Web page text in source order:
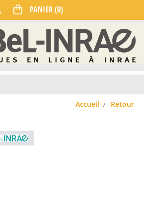
Accueil Retour